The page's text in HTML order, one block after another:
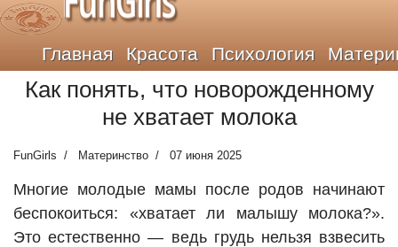
Главная Красота Психология
Как понять, что новорожденному
не хватает молока
FunGirls Материнство 07 июня 2025
Многие молодые мамы после родов начинают
беспокоиться: «хватает ли малышу молока?».
Это естественно — ведь грудь нельзя взвесить